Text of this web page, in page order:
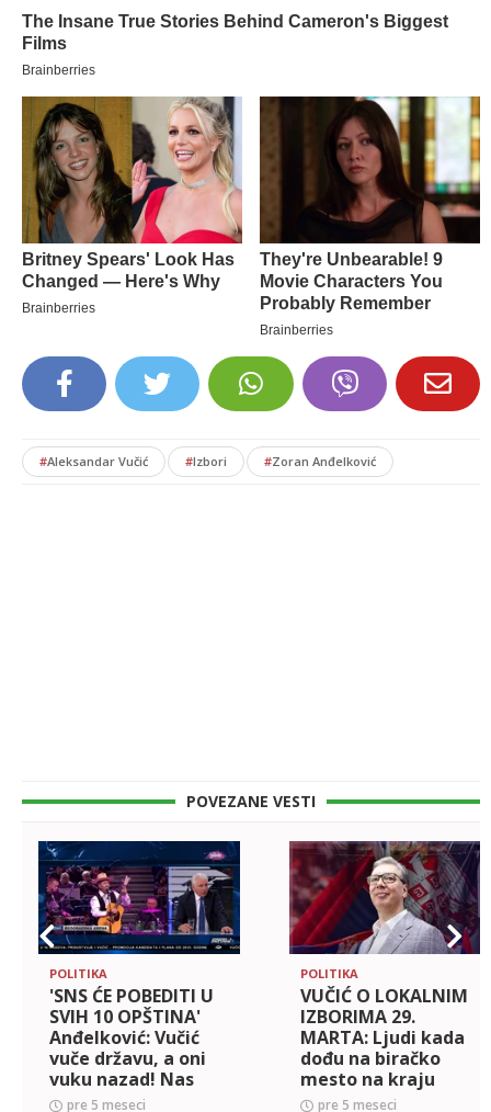
#Aleksandar Vučić #Izbori #Zoran Anđelković
POVEZANE VESTI
POLITIKA
'SNS ĆE POBEDITI U
SVIH 10 OPŠTINA'
Anđelković: Vučić
vuče državu, a oni
vuku nazad! Nas
koji ga podržavamo
pre 5 meseci
POLITIKA
VUČIĆ O LOKALNIM
IZBORIMA 29.
MARTA: Ljudi kada
dođu na biračko
mesto na kraju
kažu 'kome mogu
pre 5 meseci